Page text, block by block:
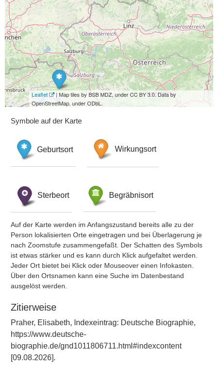
Leaflet
| Map tiles by BSB MDZ, under CC BY 3.0. Data by
OpenStreetMap, under ODbL.
Symbole auf der Karte
Geburtsort Wirkungsort
Sterbeort Begräbnisort
Auf der Karte werden im Anfangszustand bereits alle zu der
Person lokalisierten Orte eingetragen und bei Überlagerung je
nach Zoomstufe zusammengefaßt. Der Schatten des Symbols
ist etwas stärker und es kann durch Klick aufgefaltet werden.
Jeder Ort bietet bei Klick oder Mouseover einen Infokasten.
Über den Ortsnamen kann eine Suche im Datenbestand
ausgelöst werden.
Zitierweise
Praher, Elisabeth, Indexeintrag: Deutsche Biographie,
https://www.deutsche-
biographie.de/gnd1011806711.html#indexcontent
[09.08.2026].